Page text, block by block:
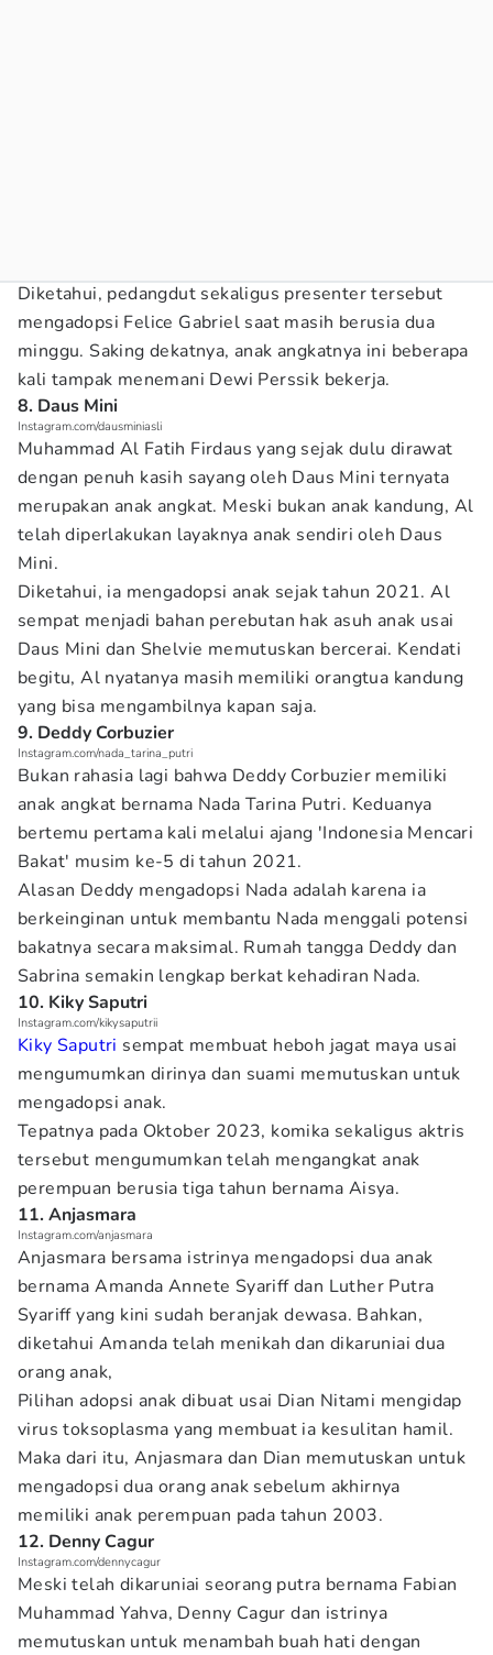
Diketahui, pedangdut sekaligus presenter tersebut
mengadopsi Felice Gabriel saat masih berusia dua
minggu. Saking dekatnya, anak angkatnya ini beberapa
kali tampak menemani Dewi Perssik bekerja.
8. Daus Mini
Instagram.com/dausminiasli
Muhammad Al Fatih Firdaus yang sejak dulu dirawat
dengan penuh kasih sayang oleh Daus Mini ternyata
merupakan anak angkat. Meski bukan anak kandung, Al
telah diperlakukan layaknya anak sendiri oleh Daus
Mini.
Diketahui, ia mengadopsi anak sejak tahun 2021. Al
sempat menjadi bahan perebutan hak asuh anak usai
Daus Mini dan Shelvie memutuskan bercerai. Kendati
begitu, Al nyatanya masih memiliki orangtua kandung
yang bisa mengambilnya kapan saja.
9. Deddy Corbuzier
Instagram.com/nada_tarina_putri
Bukan rahasia lagi bahwa Deddy Corbuzier memiliki
anak angkat bernama Nada Tarina Putri. Keduanya
bertemu pertama kali melalui ajang 'Indonesia Mencari
Bakat' musim ke-5 di tahun 2021.
Alasan Deddy mengadopsi Nada adalah karena ia
berkeinginan untuk membantu Nada menggali potensi
bakatnya secara maksimal. Rumah tangga Deddy dan
Sabrina semakin lengkap berkat kehadiran Nada.
10. Kiky Saputri
Instagram.com/kikysaputrii
Kiky Saputri sempat membuat heboh jagat maya usai
mengumumkan dirinya dan suami memutuskan untuk
mengadopsi anak.
Tepatnya pada Oktober 2023, komika sekaligus aktris
tersebut mengumumkan telah mengangkat anak
perempuan berusia tiga tahun bernama Aisya.
11. Anjasmara
Instagram.com/anjasmara
Anjasmara bersama istrinya mengadopsi dua anak
bernama Amanda Annete Syariff dan Luther Putra
Syariff yang kini sudah beranjak dewasa. Bahkan,
diketahui Amanda telah menikah dan dikaruniai dua
orang anak,
Pilihan adopsi anak dibuat usai Dian Nitami mengidap
virus toksoplasma yang membuat ia kesulitan hamil.
Maka dari itu, Anjasmara dan Dian memutuskan untuk
mengadopsi dua orang anak sebelum akhirnya
memiliki anak perempuan pada tahun 2003.
12. Denny Cagur
Instagram.com/dennycagur
Meski telah dikaruniai seorang putra bernama Fabian
Muhammad Yahva, Denny Cagur dan istrinya
memutuskan untuk menambah buah hati dengan